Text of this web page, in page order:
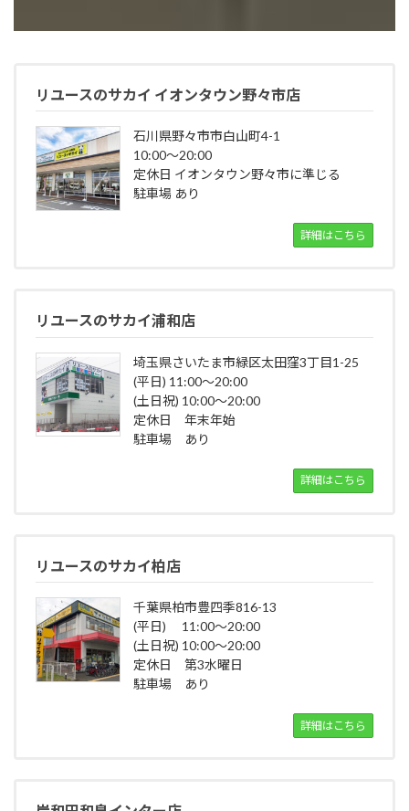
リユースのサカイ イオンタウン野々市店
石川県野々市市白山町4-1
10:00～20:00
定休日 イオンタウン野々市に準じる
駐車場 あり
詳細はこちら
リユースのサカイ浦和店
埼玉県さいたま市緑区太田窪3丁目1-25
(平日) 11:00～20:00
(土日祝) 10:00～20:00
定休日 年末年始
駐車場 あり
詳細はこちら
リユースのサカイ柏店
千葉県柏市豊四季816-13
(平日) 11:00～20:00
(土日祝) 10:00～20:00
定休日 第3水曜日
駐車場 あり
詳細はこちら